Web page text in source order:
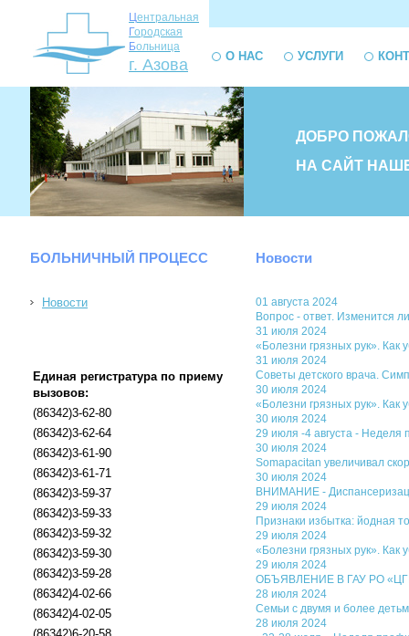
Центральная
Городская
Больница
г. Азова О НАС УСЛУГИ
ДОБРО
НА САЙТ
БОЛЬНИЧНЫЙ ПРОЦЕСС
Новости
Единая регистратура по приему
вызовов:
(86342)3-62-80
(86342)3-62-64
(86342)3-61-90
(86342)3-61-71
(86342)3-59-37
(86342)3-59-33
(86342)3-59-32
(86342)3-59-30
(86342)3-59-28
(86342)4-02-66
(86342)4-02-05
Новости
01 августа 2024
Вопрос - ответ. Изменится
31 июля 2024
«Болезни грязных рук». Как
31 июля 2024
Советы детского врача.
30 июля 2024
«Болезни грязных рук». Как
30 июля 2024
29 июля -4 августа - Неделя
30 июля 2024
Somapacitan увеличивал
30 июля 2024
ВНИМАНИЕ -
29 июля 2024
Признаки избытка: йодная
29 июля 2024
«Болезни грязных рук». Как
29 июля 2024
ОБЪЯВЛЕНИЕ В ГАУ РО
28 июля 2024
Семьи с двумя и более
28 июля 2024